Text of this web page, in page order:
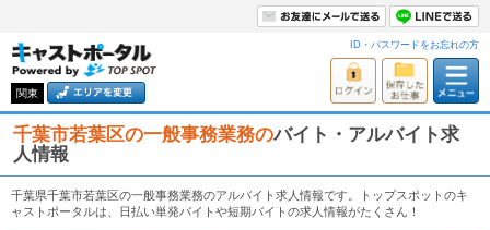
関東
ID・パスワードをお忘れの方
千葉市若葉区の一般事務業務のバイト・アルバイト求
人情報
千葉県千葉市若葉区の一般事務業務のアルバイト求人情報です。トップスポットのキ
ャストポータルは、日払い単発バイトや短期バイトの求人情報がたくさん！